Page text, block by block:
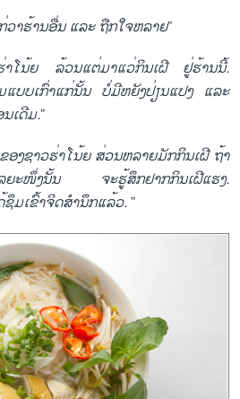
າຮ້ານອື່ນ ແລະ ຖືກໃຈຫລາຍ”
ຮ່າໂນ້ຍ ລ້ວນແຕ່ມາແວ່ກິນເຝີ ຢູ່ຮ້ານນີ້.
ບບເກົ່າແກ່ນັ້ນ ບໍ່ມີຫຍັງປ່ຽນແປງ ແລະ
ເດີມ.”
ອງຊາວຮ່າໂນ້ຍ ສ່ວນຫລາຍມັກກິນເຝີ ຖ້າ
ລຍະໜຶ່ງນັ້ນ ຈະຮູ້ສຶກຢາກກິນເຝີແຮງ.
ມເຂົ້າຈິດສຳນຶກແລ້ວ.”